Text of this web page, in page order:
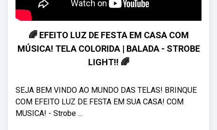
🌈 EFEITO LUZ DE FESTA EM CASA COM
MÚSICA! TELA COLORIDA | BALADA - STROBE
LIGHT!! 🌈
SEJA BEM VINDO AO MUNDO DAS TELAS! BRINQUE
COM EFEITO LUZ DE FESTA EM SUA CASA! COM
MUSICA! - Strobe ...